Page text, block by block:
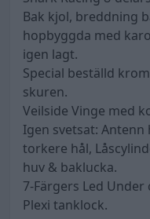
Bak kjol, breddning
hopbyggda med
igen lagt.
Special beställd
skuren.
Veilside Vinge med
Igen svetsat: Antenn
torkere hål,
huv & baklucka.
7-Färgers Led Under
Plexi tanklock.